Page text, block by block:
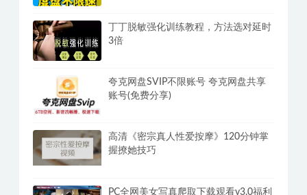
丁丁脱敏强化训练教程，方法选对延时
3倍
夸克网盘SVIP不限账号 夸克网盘共享
账号(免费分享)
高清《密宗真人性爱按摩》120分钟掌
握撩她技巧
PC全网美女写真爬取下载观看v3.0福利